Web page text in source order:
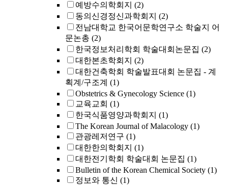
예방수의학회지 (2)
동의신경정신과학회지 (2)
전남대학교 한국어문학연구소 학술지 어
문논총 (2)
한국정보처리학회 학술대회논문집 (2)
대한본초학회지 (2)
대한건축학회 학술발표대회 논문집 - 계
획계/구조계 (1)
Obstetrics & Gynecology Science (1)
교육교회 (1)
한국식품영양과학회지 (1)
The Korean Journal of Malacology (1)
관광레저연구 (1)
대한한의학회지 (1)
대한전기학회 학술대회 논문집 (1)
Bulletin of the Korean Chemical Society (1)
정보와 통신 (1)